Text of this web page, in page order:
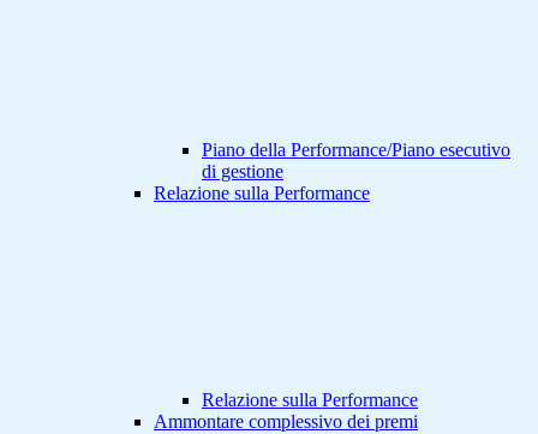
Piano della Performance/Piano esecutivo
di gestione
Relazione sulla Performance
Relazione sulla Performance
Ammontare complessivo dei premi